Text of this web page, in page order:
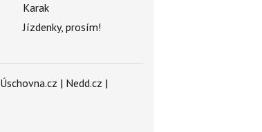
Karak
Jízdenky, prosím!
Úschovna.cz | Nedd.cz |